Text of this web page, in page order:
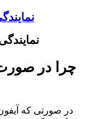
چرا در
در صورتی که